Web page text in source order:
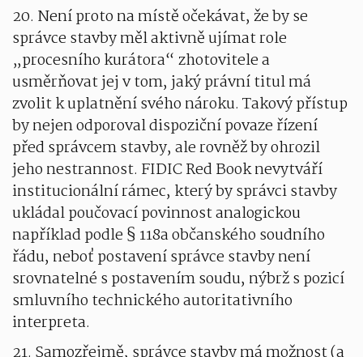
20. Není proto na místě očekávat, že by se
správce stavby měl aktivně ujímat role
„procesního kurátora“ zhotovitele a
usměrňovat jej v tom, jaký právní titul má
zvolit k uplatnění svého nároku. Takový přístup
by nejen odporoval dispoziční povaze řízení
před správcem stavby, ale rovněž by ohrozil
jeho nestrannost. FIDIC Red Book nevytváří
institucionální rámec, který by správci stavby
ukládal poučovací povinnost analogickou
například podle § 118a občanského soudního
řádu, neboť postavení správce stavby není
srovnatelné s postavením soudu, nýbrž s pozicí
smluvního technického autoritativního
interpreta.